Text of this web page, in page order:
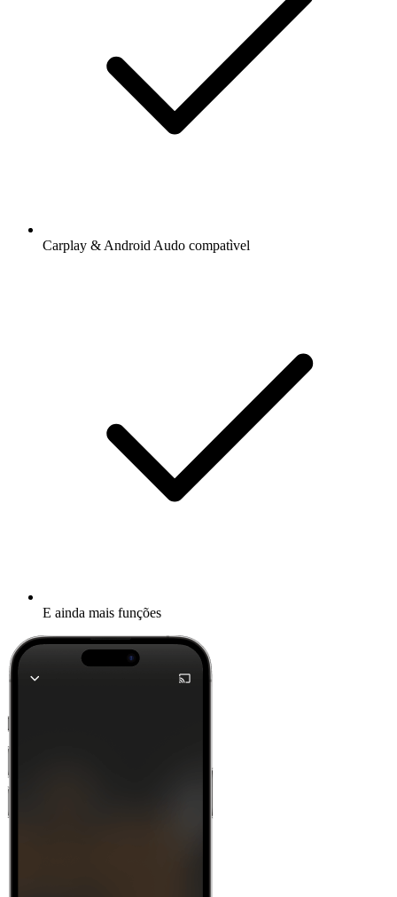
Carplay & Android Audo compatìvel
E ainda mais funções